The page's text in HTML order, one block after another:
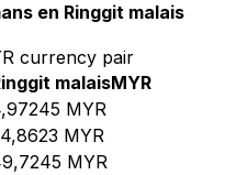
en Ringgit malais
currency pair
malaisMYR
MYR
MYR
MYR